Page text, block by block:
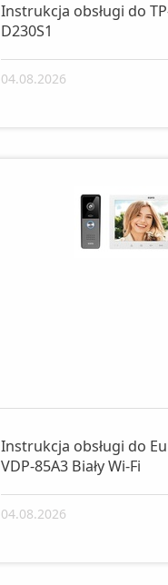
Instrukcja obsługi do
D230S1
04.08.2026
Instrukcja obsługi do
VDP-85A3 Biały Wi-Fi
04.08.2026